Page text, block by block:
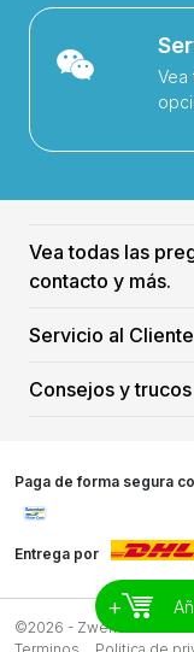
+
Vea
Vea todas las
contacto y más.
Servicio al Cliente
Consejos y trucos
Paga de forma segura
Entrega por
©2026 - Zwemreus